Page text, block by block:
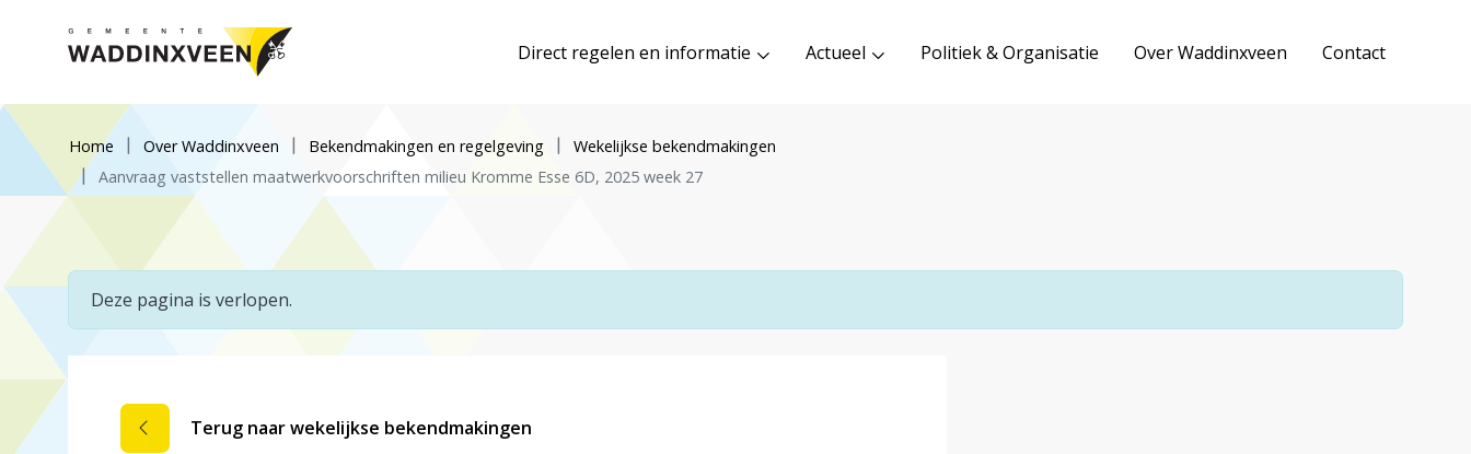
Direct regelen en informatie Actueel Politiek & Organisatie Over Waddinxveen Contact
Home Over Waddinxveen Bekendmakingen en regelgeving
Wekelijkse bekendmakingen
Aanvraag vaststellen maatwerkvoorschriften milieu Kromme Esse 6D, 2025 week 27
Deze pagina is verlopen.
Terug naar wekelijkse bekendmakingen